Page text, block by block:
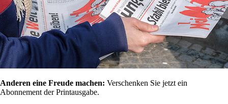
Anderen eine Freude machen: Verschenken Sie jetzt ein
Abonnement der Printausgabe.